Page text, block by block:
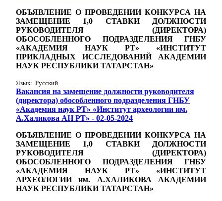
ОБЪЯВЛЕНИЕ О ПРОВЕДЕНИИ КОНКУРСА НА
ЗАМЕЩЕНИЕ 1,0 СТАВКИ
ДОЛЖНОСТИ
РУКОВОДИТЕЛЯ (ДИРЕКТОРА)
ОБОСОБЛЕННОГО ПОДРАЗДЕЛЕНИЯ ГНБУ
«АКАДЕМИЯ НАУК РТ» «ИНСТИТУТ
ПРИКЛАДНЫХ ИССЛЕДОВАНИЙ АКАДЕМИИ
НАУК РЕСПУБЛИКИ ТАТАРСТАН»
Язык: Русский
Вакансия на замещение должности руководителя
(директора) обособленного подразделения ГНБУ
«Академия наук РТ» «Институт археологии им.
А.Халикова АН РТ» - 02-05-2024
ОБЪЯВЛЕНИЕ О ПРОВЕДЕНИИ КОНКУРСА НА
ЗАМЕЩЕНИЕ 1,0 СТАВКИ
ДОЛЖНОСТИ
РУКОВОДИТЕЛЯ (ДИРЕКТОРА)
ОБОСОБЛЕННОГО ПОДРАЗДЕЛЕНИЯ ГНБУ
«АКАДЕМИЯ НАУК РТ» «ИНСТИТУТ
АРХЕОЛОГИИ им. А.ХАЛИКОВА АКАДЕМИИ
НАУК РЕСПУБЛИКИ ТАТАРСТАН»